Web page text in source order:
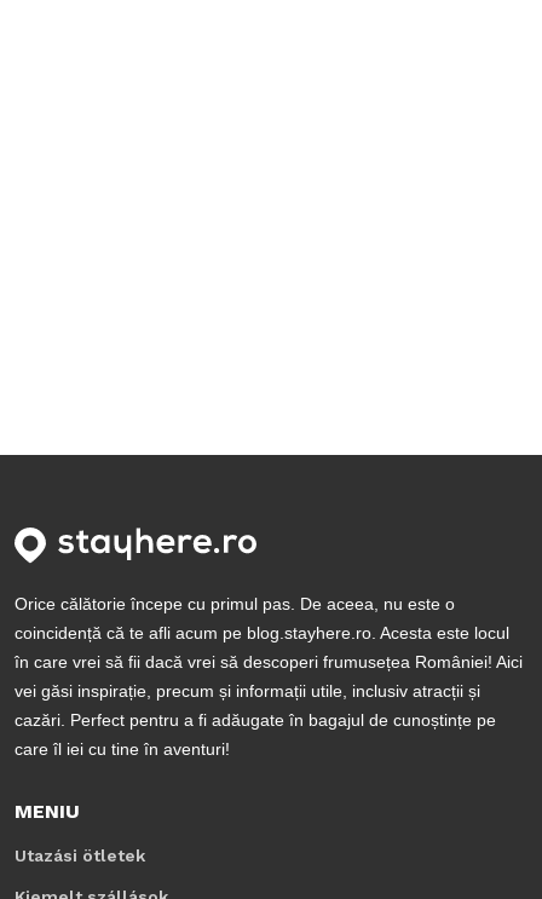
Orice călătorie începe cu primul pas. De aceea, nu este o
coincidență că te afli acum pe blog.stayhere.ro. Acesta este locul
în care vrei să fii dacă vrei să descoperi frumusețea României! Aici
vei găsi inspirație, precum și informații utile, inclusiv atracții și
cazări. Perfect pentru a fi adăugate în bagajul de cunoștințe pe
care îl iei cu tine în aventuri!
MENIU
Utazási ötletek